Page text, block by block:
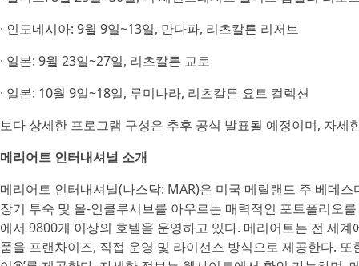
· 인도네시아: 9월 9일~13일, 만다파, 리츠칼튼 리저브
· 일본: 9월 23일~27일, 리츠칼튼 교토
· 일본: 10월 9일~18일, 루미나라, 리츠칼튼 요트 컬렉션
보다 상세한 프로그램 구성은 추후 공식 발표될 예정이며, 자세
메리어트 인터내셔널 소개
메리어트 인터내셔널(나스닥: MAR)은 미국 메릴랜드 주 베데
장기 투숙 및 올-인클루시브를 아우르는 매력적인 포트폴리오
에서 9800개 이상의 호텔을 운영하고 있다. 메리어트는 전 세
품을 프랜차이즈, 직접 운영 및 라이선스 방식으로 제공한다.